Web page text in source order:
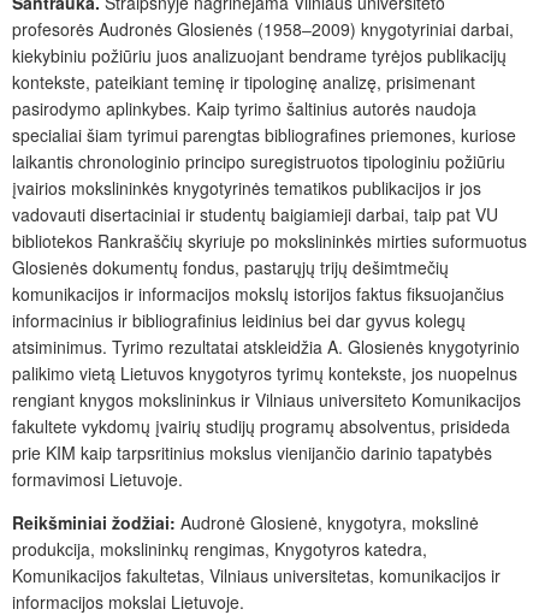
profesorės Audronės Glosienės (1958‒2009) knygotyriniai darbai,
kiekybiniu požiūriu juos analizuojant bendrame tyrėjos publikacijų
kontekste, pateikiant teminę ir tipologinę analizę, prisimenant
pasirodymo aplinkybes. Kaip tyrimo šaltinius autorės naudoja
specialiai šiam tyrimui parengtas bibliografines priemones, kuriose
laikantis chronologinio principo suregistruotos tipologiniu požiūriu
įvairios mokslininkės knygotyrinės tematikos publikacijos ir jos
vadovauti disertaciniai ir studentų baigiamieji darbai, taip pat VU
bibliotekos Rankraščių skyriuje po mokslininkės mirties suformuotus
Glosienės dokumentų fondus, pastarųjų trijų dešimtmečių
komunikacijos ir informacijos mokslų istorijos faktus fiksuojančius
informacinius ir bibliografinius leidinius bei dar gyvus kolegų
atsiminimus. Tyrimo rezultatai atskleidžia A. Glosienės knygotyrinio
palikimo vietą Lietuvos knygotyros tyrimų kontekste, jos nuopelnus
rengiant knygos mokslininkus ir Vilniaus universiteto Komunikacijos
fakultete vykdomų įvairių studijų programų absolventus, prisideda
prie KIM kaip tarpsritinius mokslus vienijančio darinio tapatybės
formavimosi Lietuvoje.
Reikšminiai žodžiai: Audronė Glosienė, knygotyra, mokslinė
produkcija, mokslininkų rengimas, Knygotyros katedra,
Komunikacijos fakultetas, Vilniaus universitetas, komunikacijos ir
informacijos mokslai Lietuvoje.